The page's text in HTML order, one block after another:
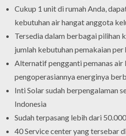
Cukup 1 unit di rumah Anda,
kebutuhan air hangat anggota
Tersedia dalam berbagai pilihan
jumlah kebutuhan pemakaian per
Alternatif pengganti pemanas air
pengoperasiannya energinya
Inti Solar sudah berpengalaman
Indonesia
Sudah terpasang lebih dari
40 Service center yang tersebar